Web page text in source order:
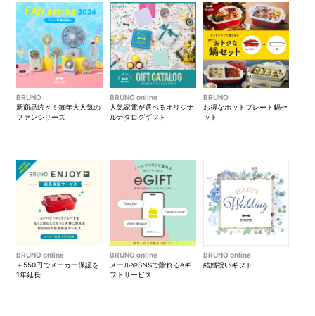
BRUNO
新商品続々！毎年大人気の
ファンシリーズ
BRUNO online
人気家電が選べるオリジナ
ルカタログギフト
BRUNO
お得なホットプレート鍋セ
ット
BRUNO online
＋550円でメーカー保証を
1年延長
BRUNO online
メールやSNSで贈れるeギ
フトサービス
BRUNO online
結婚祝いギフト